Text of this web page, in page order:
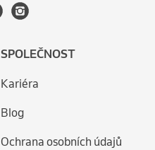
SPOLEČNOST
Kariéra
Blog
Ochrana osobních údajů